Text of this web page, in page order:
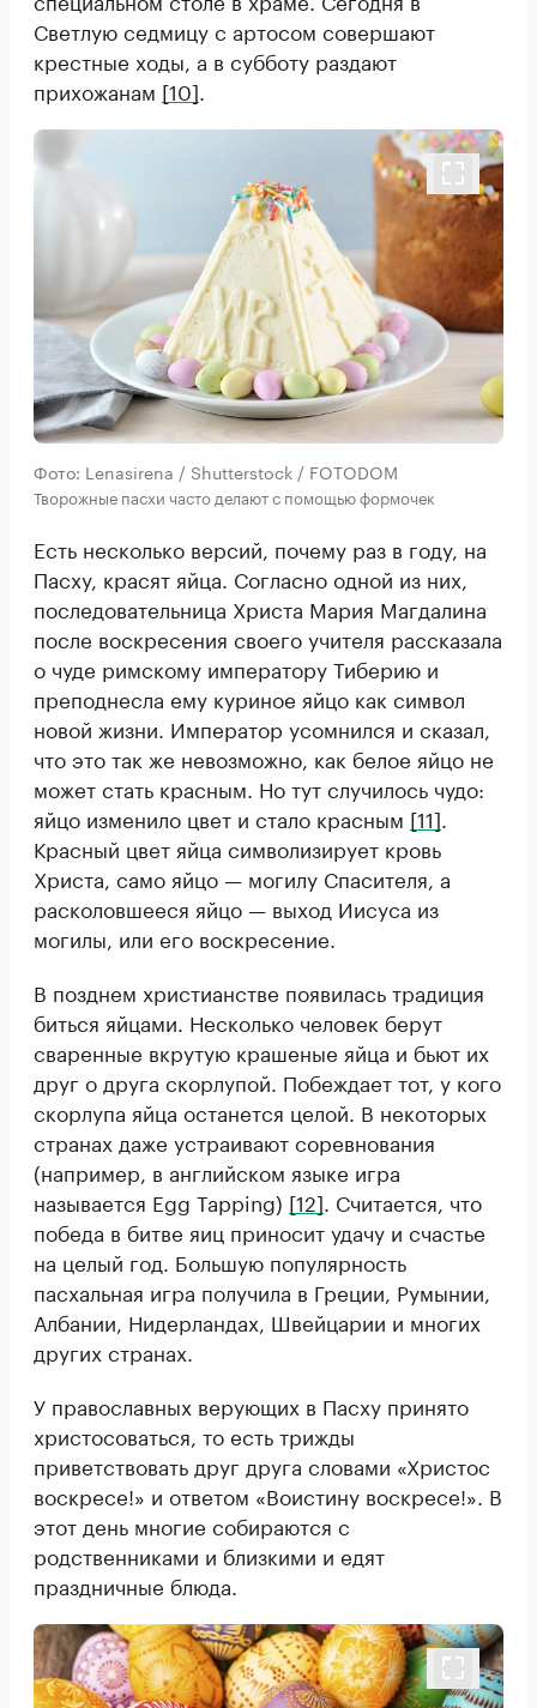
Светлую седмицу с артосом совершают
крестные ходы, а в субботу раздают
прихожанам [10].
Фото: Lenasirena / Shutterstock / FOTODOM
Творожные пасхи часто делают с помощью формочек
Есть несколько версий, почему раз в году, на
Пасху, красят яйца. Согласно одной из них,
последовательница Христа Мария Магдалина
после воскресения своего учителя рассказала
о чуде римскому императору Тиберию и
преподнесла ему куриное яйцо как символ
новой жизни. Император усомнился и сказал,
что это так же невозможно, как белое яйцо не
может стать красным. Но тут случилось чудо:
яйцо изменило цвет и стало красным [11]
Красный цвет яйца символизирует кровь
Христа, само яйцо — могилу Спасителя, а
расколовшееся яйцо — выход Иисуса из
могилы, или его воскресение.
В позднем христианстве появилась традиция
биться яйцами. Несколько человек берут
сваренные вкрутую крашеные яйца и бьют их
друг о друга скорлупой. Побеждает тот, у кого
скорлупа яйца останется целой. В некоторых
странах даже устраивают соревнования
(например, в английском языке игра
называется Egg Tapping) [12] . Считается, что
победа в битве яиц приносит удачу и счастье
на целый год. Большую популярность
пасхальная игра получила в Греции, Румынии,
Албании, Нидерландах, Швейцарии и многих
других странах.
У православных верующих в Пасху принято
христосоваться, то есть трижды
приветствовать друг друга словами «Христос
воскресе!» и ответом «Воистину воскресе!». В
этот день многие собираются с
родственниками и близкими и едят
праздничные блюда.